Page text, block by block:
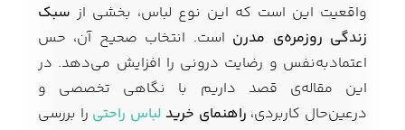
واقعیت این است که این نوع لباس، بخشی از سبک
زندگی روزمره‌ی مدرن است. انتخاب صحیح آن، حس
اعتمادبه‌نفس و رضایت درونی را افزایش می‌دهد. در
این مقاله‌ی قصد داریم با نگاهی تخصصی و
درعین‌حال کاربردی، راهنمای خرید لباس راحتی را بررسی